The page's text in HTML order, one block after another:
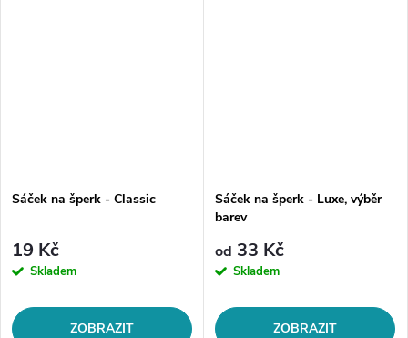
Sáček na šperk - Classic
19 Kč
Skladem
ZOBRAZIT
Sáček na šperk - Luxe, výběr
barev
od 33 Kč
Skladem
ZOBRAZIT